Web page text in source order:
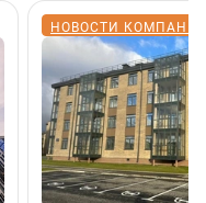
НОВОСТИ